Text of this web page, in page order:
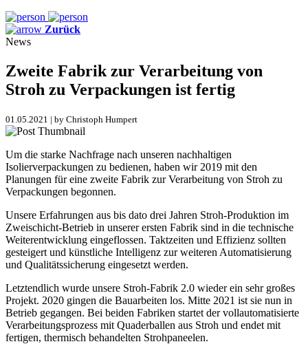
Zurück
News
Zweite Fabrik zur Verarbeitung von
Stroh zu Verpackungen ist fertig
01.05.2021 | by Christoph Humpert
Um die starke Nachfrage nach unseren nachhaltigen
Isolierverpackungen zu bedienen, haben wir 2019 mit den
Planungen für eine zweite Fabrik zur Verarbeitung von Stroh zu
Verpackungen begonnen.
Unsere Erfahrungen aus bis dato drei Jahren Stroh-Produktion im
Zweischicht-Betrieb in unserer ersten Fabrik sind in die technische
Weiterentwicklung eingeflossen. Taktzeiten und Effizienz sollten
gesteigert und künstliche Intelligenz zur weiteren Automatisierung
und Qualitätssicherung eingesetzt werden.
Letztendlich wurde unsere Stroh-Fabrik 2.0 wieder ein sehr großes
Projekt. 2020 gingen die Bauarbeiten los. Mitte 2021 ist sie nun in
Betrieb gegangen. Bei beiden Fabriken startet der vollautomatisierte
Verarbeitungsprozess mit Quaderballen aus Stroh und endet mit
fertigen, thermisch behandelten Strohpaneelen.